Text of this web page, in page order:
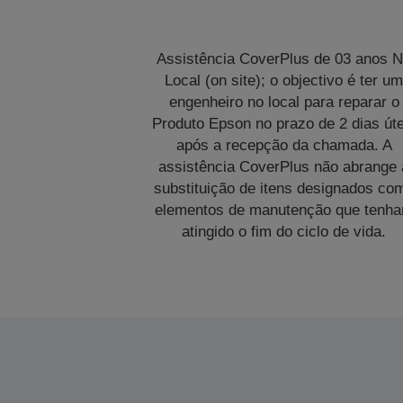
Assistência CoverPlus de 03 anos
Local (on site); o objectivo é ter um
engenheiro no local para reparar o
Produto Epson no prazo de 2 dias
após a recepção da chamada. A
assistência CoverPlus não abrange
substituição de itens designados
elementos de manutenção que
atingido o fim do ciclo de vida.